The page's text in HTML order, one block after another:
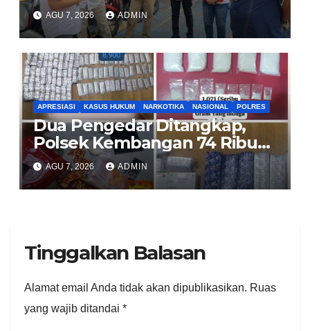
Kasus Curanmor Kepada
Pemilik Yang sah
AGU 7, 2026 ADMIN
APRESIASI KASUS HUKUM NARKOTIKA NASIONAL POLRES
Dua Pengedar Ditangkap,
Polsek Kembangan 74 Ribu
Obat Keras, Sabu Hingga
Puluhan Vape Etomidate
Diamankan
AGU 7, 2026 ADMIN
Tinggalkan Balasan
Alamat email Anda tidak akan dipublikasikan. Ruas
yang wajib ditandai *